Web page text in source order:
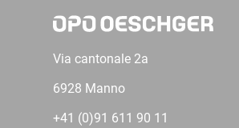
Via cantonale 2a
6928 Manno
+41 (0)91 611 90 11